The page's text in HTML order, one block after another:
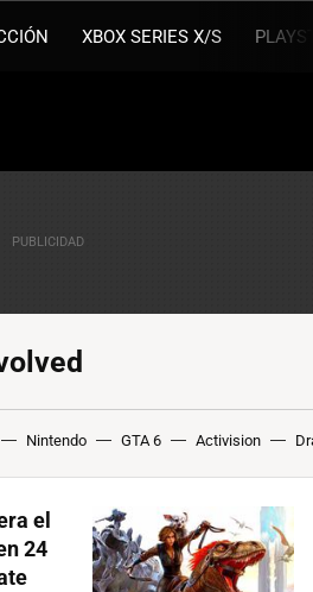
XBOX SERIES X/S
Nintendo GTA 6 Activision
el
24